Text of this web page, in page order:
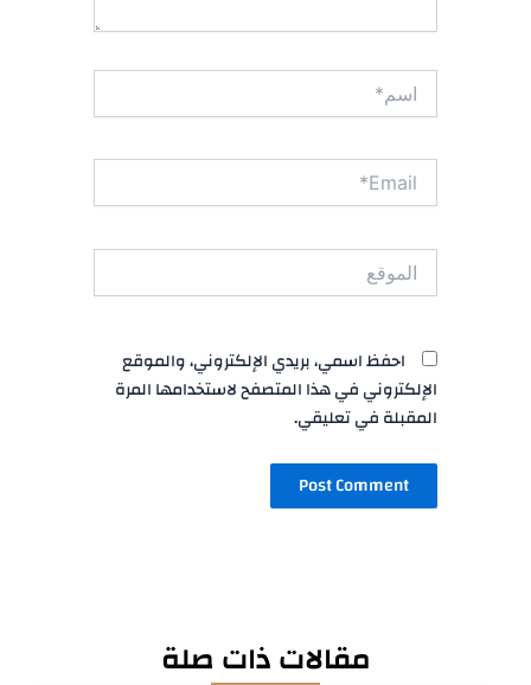
اسم*
Email*
الموقع
احفظ اسمي، بريدي الإلكتروني، والموقع
الإلكتروني في هذا المتصفح لاستخدامها المرة
المقبلة في تعليقي.
مقالات ذات صلة